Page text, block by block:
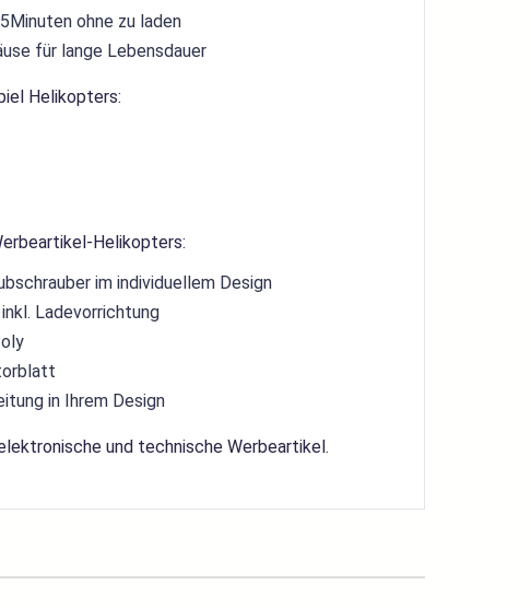
ohne zu laden
für lange Lebensdauer
Helikopters:
Helikopters:
im individuellem Design
Ladevorrichtung
in Ihrem Design
und technische Werbeartikel.